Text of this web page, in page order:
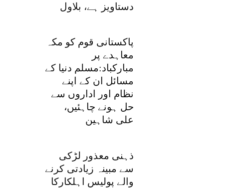
دستاویز ہے، بلاول
پاکستانی قوم کو مکہ
معاہدے پر
مبارکباد:مسلم دنیا کے
مسائل ان کے اپنے
نظام اور اداروں سے
حل ہونے چاہئیں،
علی شاہین
ذہنی معذور لڑکی
سے مبینہ زیادتی کرنے
والے پولیس اہلکارکا